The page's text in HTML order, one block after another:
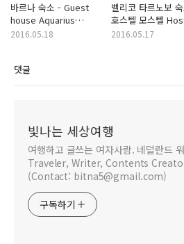
바르나 숙소 - Guest
house Aquarius
(Varna, Bulgaria)
2016.05.18
벨리코 타르노보
호스텔 모스텔
Mostel (Veliko
2016.05.17
댓글
빛나는 세상여행
여행하고 글쓰는 여자사람. 네덜란드
Traveler, Writer, Contents
(Contact: bitna5@gmail.com)
구독하기